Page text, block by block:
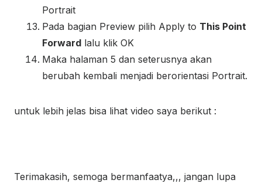
Portrait
Pada bagian Preview pilih Apply to This Point
Forward lalu klik OK
Maka halaman 5 dan seterusnya akan
berubah kembali menjadi berorientasi Portrait.
untuk lebih jelas bisa lihat video saya berikut :
Terimakasih, semoga bermanfaatya,,, jangan lupa